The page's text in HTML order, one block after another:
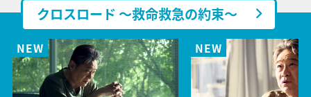
クロスロード ～救命救急の約束～